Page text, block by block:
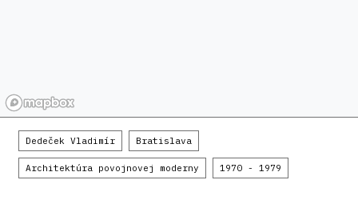
Dedeček Vladimír Bratislava
Architektúra povojnovej moderny 1970 - 1979